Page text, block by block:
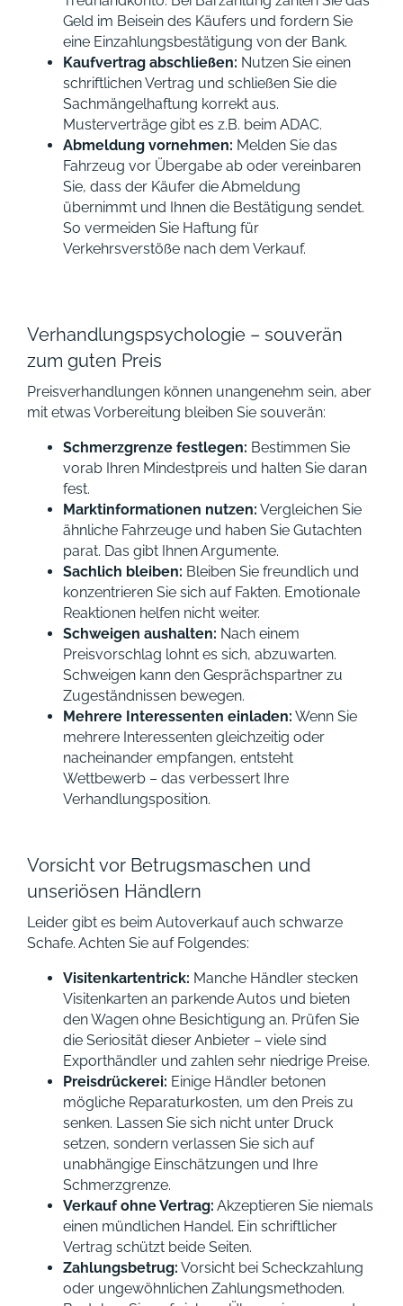
Geld im Beisein des Käufers und fordern Sie
eine Einzahlungsbestätigung von der Bank.
Kaufvertrag abschließen: Nutzen Sie einen
schriftlichen Vertrag und schließen Sie die
Sachmängelhaftung korrekt aus.
Musterverträge gibt es z.B. beim ADAC.
Abmeldung vornehmen: Melden Sie das
Fahrzeug vor Übergabe ab oder vereinbaren
Sie, dass der Käufer die Abmeldung
übernimmt und Ihnen die Bestätigung sendet.
So vermeiden Sie Haftung für
Verkehrsverstöße nach dem Verkauf.
Verhandlungspsychologie – souverän
zum guten Preis
Preisverhandlungen können unangenehm sein, aber
mit etwas Vorbereitung bleiben Sie souverän:
Schmerzgrenze festlegen: Bestimmen Sie
vorab Ihren Mindestpreis und halten Sie daran
fest.
Marktinformationen nutzen: Vergleichen Sie
ähnliche Fahrzeuge und haben Sie Gutachten
parat. Das gibt Ihnen Argumente.
Sachlich bleiben: Bleiben Sie freundlich und
konzentrieren Sie sich auf Fakten. Emotionale
Reaktionen helfen nicht weiter.
Schweigen aushalten: Nach einem
Preisvorschlag lohnt es sich, abzuwarten.
Schweigen kann den Gesprächspartner zu
Zugeständnissen bewegen.
Mehrere Interessenten einladen: Wenn Sie
mehrere Interessenten gleichzeitig oder
nacheinander empfangen, entsteht
Wettbewerb – das verbessert Ihre
Verhandlungsposition.
Vorsicht vor Betrugsmaschen und
unseriösen Händlern
Leider gibt es beim Autoverkauf auch schwarze
Schafe. Achten Sie auf Folgendes:
Visitenkartentrick: Manche Händler stecken
Visitenkarten an parkende Autos und bieten
den Wagen ohne Besichtigung an. Prüfen Sie
die Seriosität dieser Anbieter – viele sind
Exporthändler und zahlen sehr niedrige Preise.
Preisdrückerei: Einige Händler betonen
mögliche Reparaturkosten, um den Preis zu
senken. Lassen Sie sich nicht unter Druck
setzen, sondern verlassen Sie sich auf
unabhängige Einschätzungen und Ihre
Schmerzgrenze.
Verkauf ohne Vertrag: Akzeptieren Sie niemals
einen mündlichen Handel. Ein schriftlicher
Vertrag schützt beide Seiten.
Zahlungsbetrug: Vorsicht bei Scheckzahlung
oder ungewöhnlichen Zahlungsmethoden.